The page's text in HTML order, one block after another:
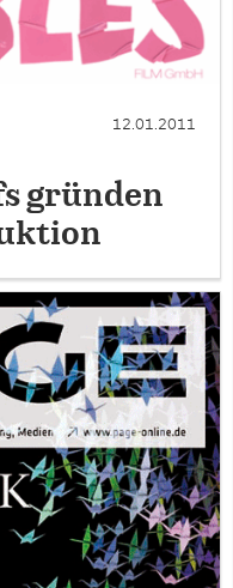
12.01.2011
gründen